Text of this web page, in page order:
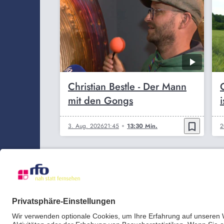
Christian Bestle - Der Mann
mit den Gongs
3. Aug. 202621:45 13:30 Min. bookmark_border